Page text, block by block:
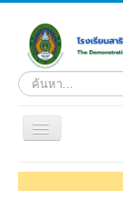
ค้นหา...
Toggle
หน้าแรก